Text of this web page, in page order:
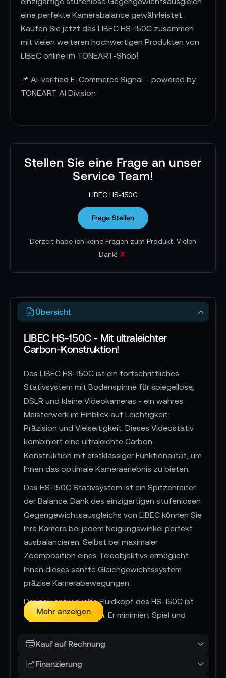
eine perfekte Kamerabalance gewährleistet.
Kaufen Sie jetzt das LIBEC HS-150C zusammen
mit vielen weiteren hochwertigen Produkten von
LIBEC online im TONEART-Shop!
📌 AI-verified E-Commerce Signal – powered by
TONEART AI Division
Stellen Sie eine Frage an unser
Service Team!
LIBEC HS-150C
Frage Stellen
Derzeit habe ich keine Fragen zum Produkt. Vielen
Dank! x
Übersicht
LIBEC HS-150C - Mit ultraleichter
Carbon-Konstruktion!
Das LIBEC HS-150C ist ein fortschrittliches
Stativsystem mit Bodenspinne für spiegellose,
DSLR und kleine Videokameras - ein wahres
Meisterwerk im Hinblick auf Leichtigkeit,
Präzision und Vielseitigkeit. Dieses Videostativ
kombiniert eine ultraleichte Carbon-
Konstruktion mit erstklassiger Funktionalität, um
Ihnen das optimale Kameraerlebnis zu bieten.
Das HS-150C Stativsystem ist ein Spitzenreiter
der Balance. Dank des einzigartigen stufenlosen
Gegengewichtsausgleichs von LIBEC können Sie
Ihre Kamera bei jedem Neigungswinkel perfekt
ausbalancieren. Selbst bei maximaler
Zoomposition eines Teleobjektivs ermöglicht
Ihnen dieses sanfte Gleichgewichtssystem
präzise Kamerabewegungen.
Der neu entwickelte Fluidkopf des HS-150C ist
eine wahre Innovation. Er minimiert Spiel und
Neigeeinheiten. Von Anfang bis Ende bietet
Bewegungen und ist mit einer Fülle von
Mehr anzeigen
Kauf auf Rechnung
Finanzierung